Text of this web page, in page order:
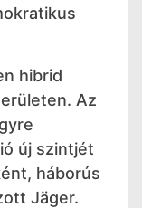
hibrid
Az
új szintjét
háborús
Jäger.